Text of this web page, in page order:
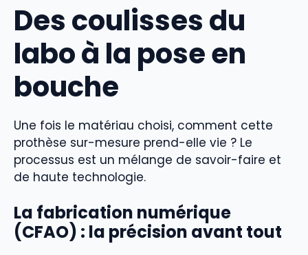
Des coulisses du
labo à la pose en
bouche
Une fois le matériau choisi, comment cette
prothèse sur-mesure prend-elle vie ? Le
processus est un mélange de savoir-faire et
de haute technologie.
La fabrication numérique
(CFAO) : la précision avant tout